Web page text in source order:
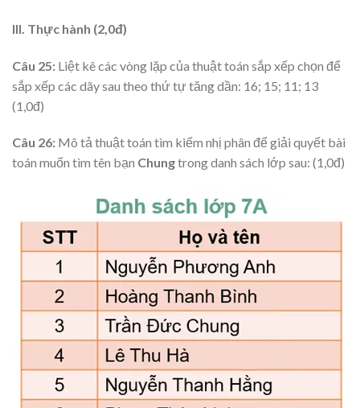
III. Thực hành (2,0đ)
Câu 25: Liệt kê các vòng lặp của thuật toán sắp xếp chọn để
sắp xếp các dãy sau theo thứ tự tăng dần: 16; 15; 11; 13
(1,0đ)
Câu 26: Mô tả thuật toán tìm kiếm nhị phân để giải quyết bài
toán muốn tìm tên bạn Chungtrong danh sách lớp sau: (1,0đ)